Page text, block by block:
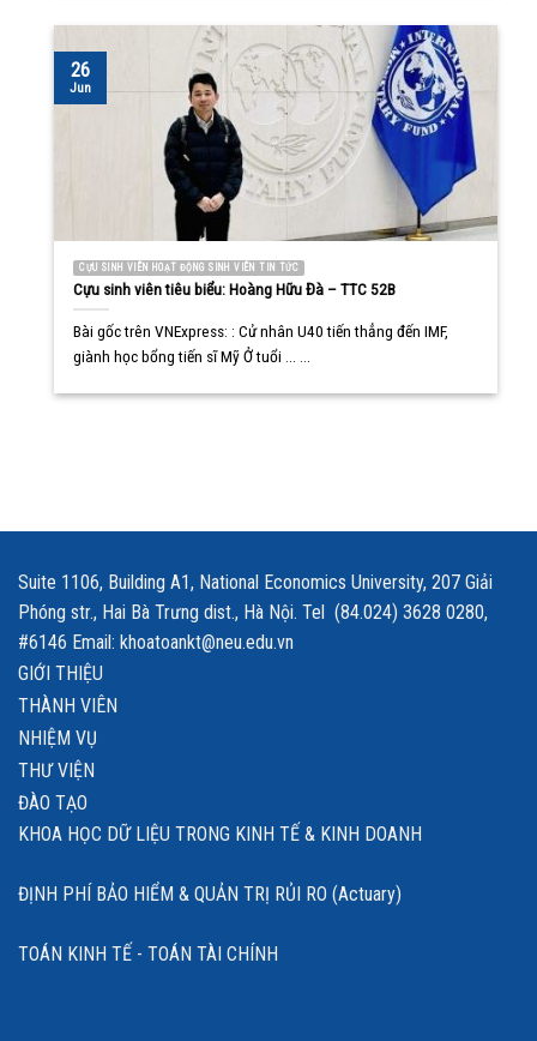
CỰU SINH VIÊN HOẠT ĐỘNG SINH VIÊN TIN TỨC
Cựu sinh viên tiêu biểu: Hoàng Hữu Đà – TTC 52B
Bài gốc trên VNExpress: : Cử nhân U40 tiến thẳng đến IMF,
giành học bổng tiến sĩ Mỹ Ở tuổi ... ...
26
Jun
Suite 1106, Building A1, National Economics University, 207 Giải
Phóng str., Hai Bà Trưng dist., Hà Nội. Tel (84.024) 3628 0280,
#6146 Email: khoatoankt@neu.edu.vn
GIỚI THIỆU
THÀNH VIÊN
NHIỆM VỤ
THƯ VIỆN
ĐÀO TẠO
KHOA HỌC DỮ LIỆU TRONG KINH TẾ & KINH DOANH
ĐỊNH PHÍ BẢO HIỂM & QUẢN TRỊ RỦI RO (Actuary)
TOÁN KINH TẾ - TOÁN TÀI CHÍNH